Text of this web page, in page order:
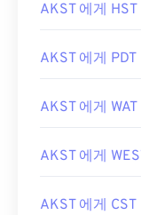
AKST 에게 HST
AKST 에게 PDT
AKST 에게 WAT
AKST 에게
AKST 에게 CST